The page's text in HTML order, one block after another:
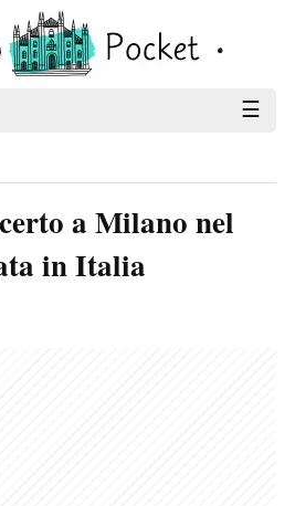
☰
a Milano nel
in Italia